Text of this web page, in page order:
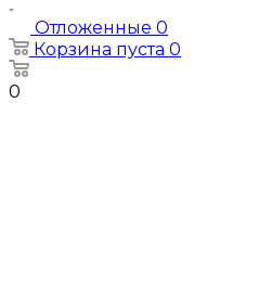
Отложенные 0
Корзина пуста 0
0